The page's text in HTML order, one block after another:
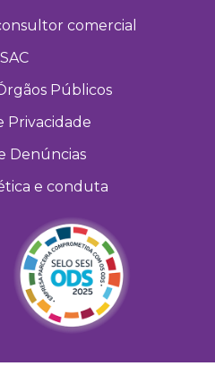
comercial
SAC
Públicos
Privacidade
Denúncias
e conduta